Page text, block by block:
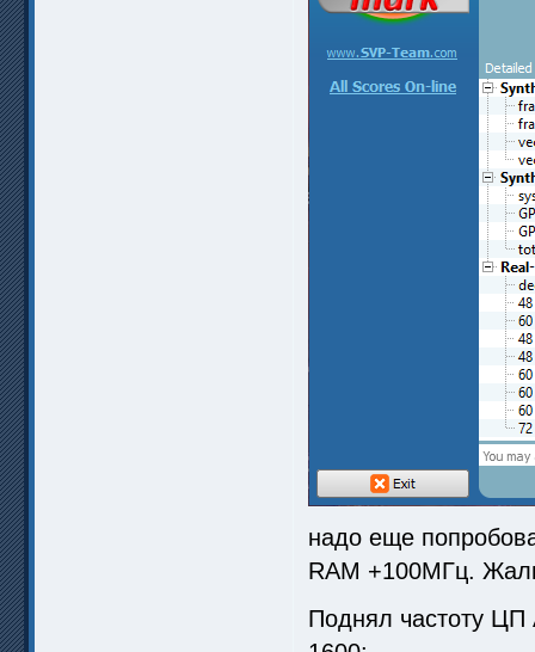
надо еще
RAM +100МГц.
Поднял частоту ЦП